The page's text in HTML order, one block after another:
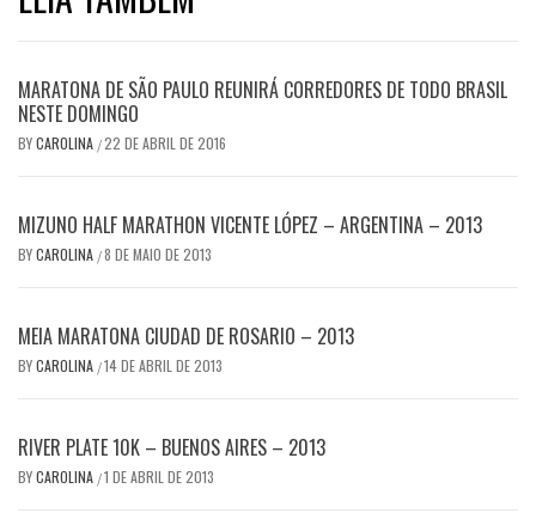
MARATONA DE SÃO PAULO REUNIRÁ CORREDORES DE TODO BRASIL
NESTE DOMINGO
BYCAROLINA /22 DE ABRIL DE 2016
MIZUNO HALF MARATHON VICENTE LÓPEZ – ARGENTINA – 2013
BYCAROLINA /8 DE MAIO DE 2013
MEIA MARATONA CIUDAD DE ROSARIO – 2013
BYCAROLINA /14 DE ABRIL DE 2013
RIVER PLATE 10K – BUENOS AIRES – 2013
BYCAROLINA /1 DE ABRIL DE 2013